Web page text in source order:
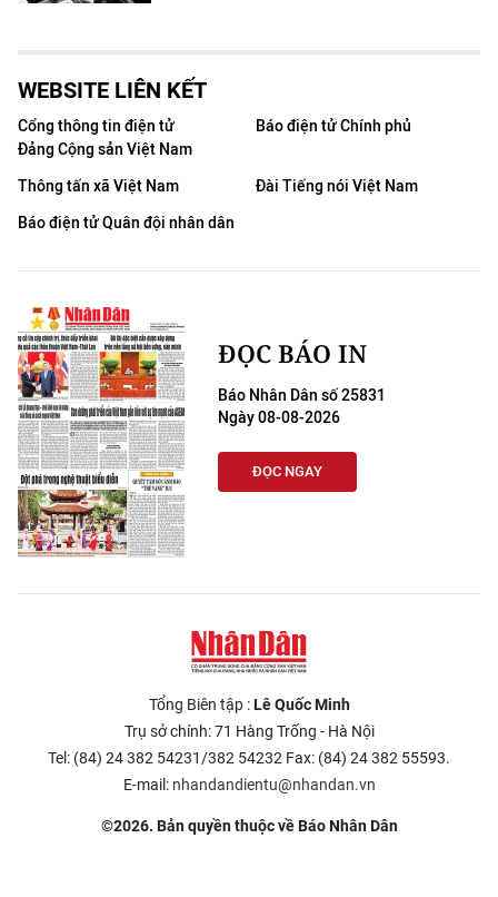
WEBSITE LIÊN KẾT
Cổng thông tin điện tử
Đảng Cộng sản Việt Nam
Báo điện tử Chính phủ
Thông tấn xã Việt Nam
Đài Tiếng nói Việt Nam
Báo điện tử Quân đội nhân dân
ĐỌC BÁO IN
Báo Nhân Dân số 25831
Ngày 08-08-2026
ĐỌC NGAY
Tổng Biên tập :Lê Quốc Minh
Trụ sở chính: 71 Hàng Trống - Hà Nội
Tel: (84) 24 382 54231/382 54232 Fax: (84) 24 382 55593.
E-mail: nhandandientu@nhandan.vn
©2026. Bản quyền thuộc về Báo Nhân Dân